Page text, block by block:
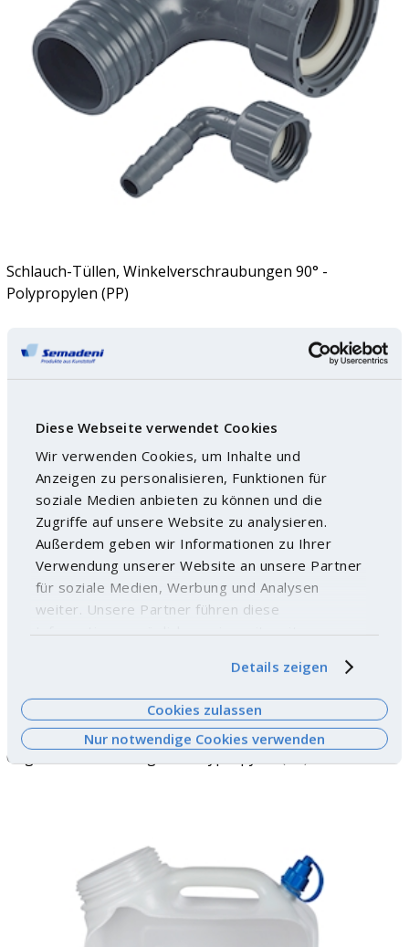
Diese Webseite verwendet Cookies
Wir verwenden Cookies, um Inhalte und
Anzeigen zu personalisieren, Funktionen für
soziale Medien anbieten zu können und die
Zugriffe auf unsere Website zu analysieren.
Außerdem geben wir Informationen zu Ihrer
Verwendung unserer Website an unsere Partner
für soziale Medien, Werbung und Analysen
weiter. Unsere Partner führen diese
Informationen möglicherweise mit weiteren
haben oder die sie im Rahmen Ihrer Nutzung der
Dienste gesammelt haben. Weitere
Informationen finden Siehier.
Details zeigen
Cookies zulassen
Nur notwendige Cookies verwenden
Schlauch-Tüllen, Winkelverschraubungen 90° -
Polypropylen (PP)
Gegenverschraubungen - Polypropylen (PP)